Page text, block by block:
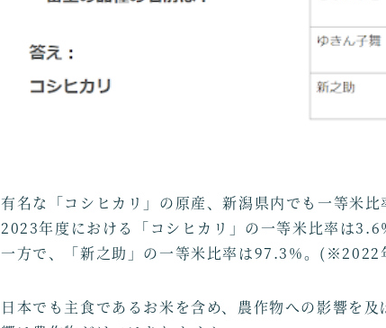
有名な「コシヒカリ」の原産、新潟県内でも一等米比
2023年度における「コシヒカリ」の一等米比率は
一方で、「新之助」の一等米比率は97.3%。(※2022
日本でも主食であるお米を含め、農作物への影響を